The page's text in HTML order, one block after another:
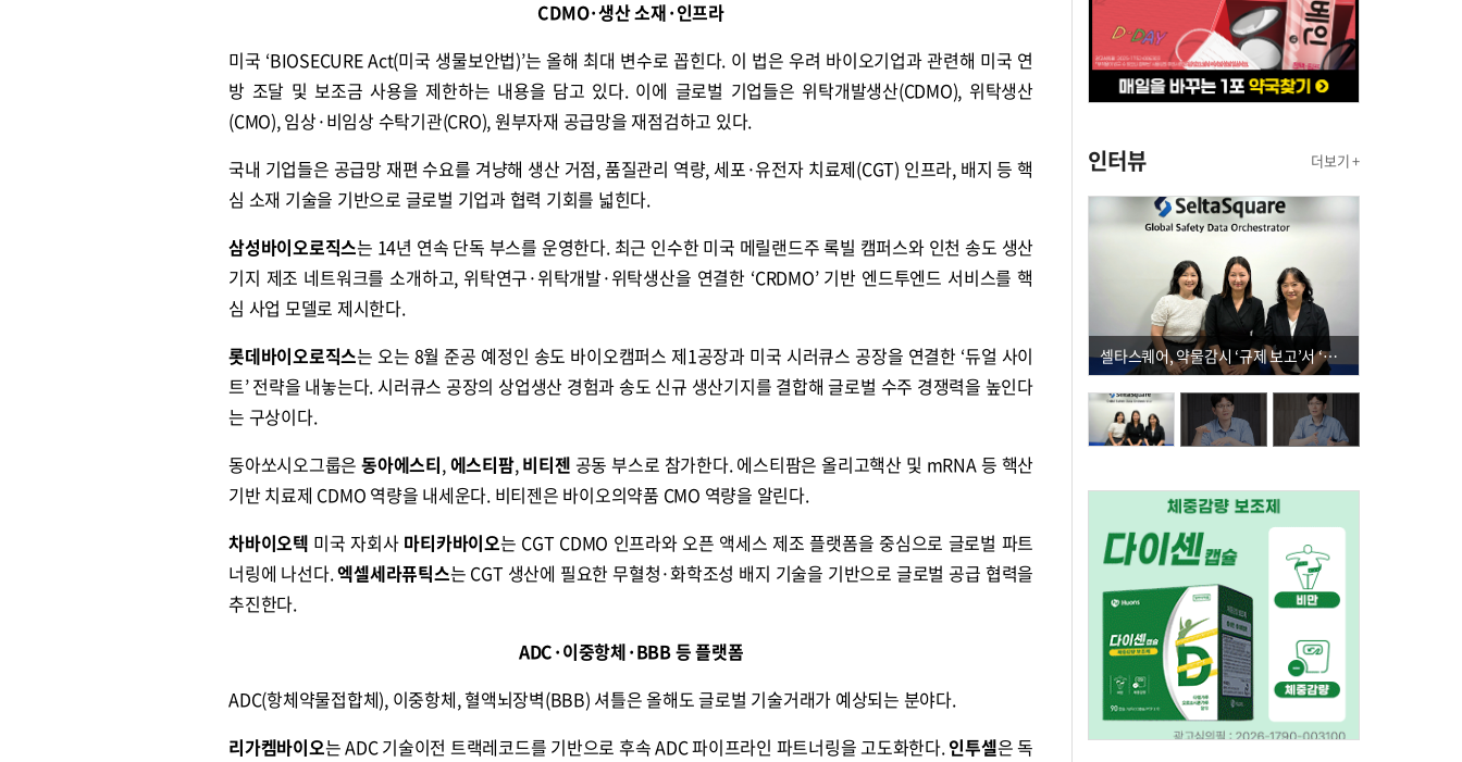
CDMO·생산 소재·인프라
미국 ‘BIOSECURE Act(미국 생물보안법)’는 올해 최대 변수로 꼽힌다. 이 법은 우려 바이오기업과 관련해 미국 연
방 조달 및 보조금 사용을 제한하는 내용을 담고 있다. 이에 글로벌 기업들은 위탁개발생산(CDMO), 위탁생산
(CMO), 임상·비임상 수탁기관(CRO), 원부자재 공급망을 재점검하고 있다.
국내 기업들은 공급망 재편 수요를 겨냥해 생산 거점, 품질관리 역량, 세포·유전자 치료제(CGT) 인프라, 배지 등 핵
심 소재 기술을 기반으로 글로벌 기업과 협력 기회를 넓힌다.
삼성바이오로직스는 14년 연속 단독 부스를 운영한다. 최근 인수한 미국 메릴랜드주 록빌 캠퍼스와 인천 송도 생산
기지 제조 네트워크를 소개하고, 위탁연구·위탁개발·위탁생산을 연결한 ‘CRDMO’ 기반 엔드투엔드 서비스를 핵
심 사업 모델로 제시한다.
롯데바이오로직스는 오는 8월 준공 예정인 송도 바이오캠퍼스 제1공장과 미국 시러큐스 공장을 연결한 ‘듀얼 사이
트’ 전략을 내놓는다. 시러큐스 공장의 상업생산 경험과 송도 신규 생산기지를 결합해 글로벌 수주 경쟁력을 높인다
는 구상이다.
동아쏘시오그룹은동아에스티, 에스티팜, 비티젠 공동 부스로 참가한다. 에스티팜은 올리고핵산 및 mRNA 등 핵산
기반 치료제 CDMO 역량을 내세운다. 비티젠은 바이오의약품 CMO 역량을 알린다.
차바이오텍 미국 자회사 마티카바이오는 CGT CDMO 인프라와 오픈 액세스 제조 플랫폼을 중심으로 글로벌 파트
너링에 나선다.엑셀세라퓨틱스는 CGT 생산에 필요한 무혈청·화학조성 배지 기술을 기반으로 글로벌 공급 협력을
추진한다.
ADC·이중항체·BBB 등 플랫폼
ADC(항체약물접합체), 이중항체, 혈액뇌장벽(BBB) 셔틀은 올해도 글로벌 기술거래가 예상되는 분야다.
리가켐바이오는 ADC 기술이전 트랙레코드를 기반으로 후속 ADC 파이프라인 파트너링을 고도화한다. 인투셀은 독
인터뷰 더보기 +
셀타스퀘어, 약물감시 ‘규제 보고’서 ‘데이터 의사결정’으로 "PVX 전환 요구 커진다"